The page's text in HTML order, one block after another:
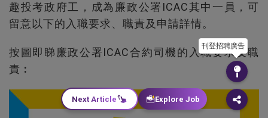
趣投考政府工，成為廉政公署ICAC其中一員，可
留意以下的入職要求、職責及申請詳情。
按圖即睇廉政公署ICAC合約司機的入職要求及職
責︰
刊登招聘廣告
Next Article Explore Job